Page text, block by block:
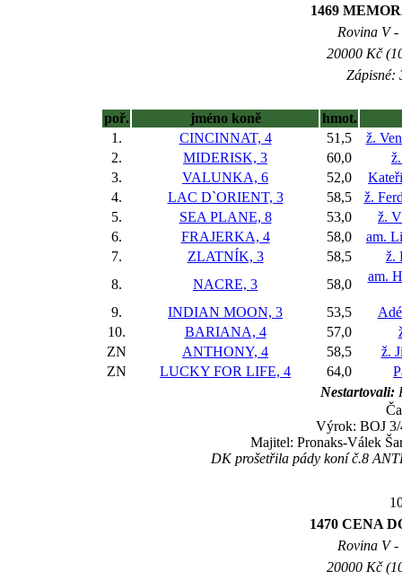
1469
Rovina V
20000 Kč
Zápisné:
poř. jméno koně
hmot.
1.
CINCINNAT, 4 51,5
ž.
2.
MIDERISK, 3 60,0
3.
VALUNKA, 6 52,0
4.
LAC D`ORIENT, 3 58,5
ž.
5.
SEA PLANE, 8 53,0
ž.
6.
FRAJERKA, 4 58,0
am.
7.
ZLATNÍK, 3 58,5
ž.
8.
NACRE, 3 58,0
am.
9. INDIAN MOON, 3 53,5
10.
BARIANA, 4 57,0
ZN
ANTHONY, 4 58,5
ž.
ZN
LUCKY FOR LIFE, 4 64,0
Nestartovali:
Výrok: BOJ
Majitel: Pronaks-Válek
DK prošetřila pády koní č.8
1470 CENA
Rovina V
20000 Kč